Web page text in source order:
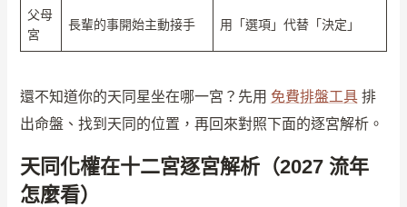
父母
宮
長輩的事開始主動接手 用「選項」代替「決定」
還不知道你的天同星坐在哪一宮？先用 免費排盤工具排
出命盤、找到天同的位置，再回來對照下面的逐宮解析。
天同化權在十二宮逐宮解析（2027 流年
怎麼看）